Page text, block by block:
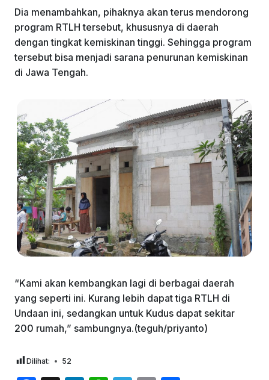
Dia menambahkan, pihaknya akan terus mendorong
program RTLH tersebut, khususnya di daerah
dengan tingkat kemiskinan tinggi. Sehingga program
tersebut bisa menjadi sarana penurunan kemiskinan
di Jawa Tengah.
“Kami akan kembangkan lagi di berbagai daerah
yang seperti ini. Kurang lebih dapat tiga RTLH di
Undaan ini, sedangkan untuk Kudus dapat sekitar
200 rumah,” sambungnya.(teguh/priyanto)
Dilihat: 52